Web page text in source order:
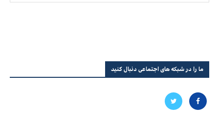
ما را در شبکه های اجتماعی دنبال کنید